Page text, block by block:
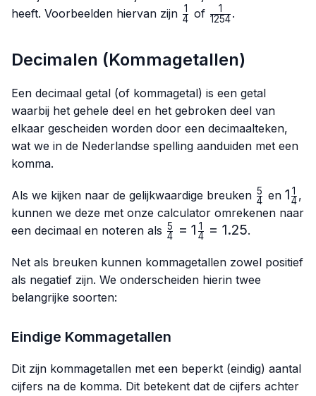
heeft. Voorbeelden hiervan zijn \frac{1}
4
1 of \frac{1}
1254
1 .
Decimalen (Kommagetallen)
Een decimaal getal (of kommagetal) is een getal
waarbij het gehele deel en het gebroken deel van
elkaar gescheiden worden door een decimaalteken,
wat we in de Nederlandse spelling aanduiden met een
komma.
Als we kijken naar de gelijkwaardige breuken \frac{5}
{4}
4
5 en
{4}
14
1 ,
kunnen we deze met onze calculator omrekenen naar
een decimaal en noteren als \frac{5}
{4}=1.25
4
5 = 1 4
1 = 1.25.
Net als breuken kunnen kommagetallen zowel positief
als negatief zijn. We onderscheiden hierin twee
belangrijke soorten:
Eindige Kommagetallen
Dit zijn kommagetallen met een beperkt (eindig) aantal
cijfers na de komma. Dit betekent dat de cijfers achter